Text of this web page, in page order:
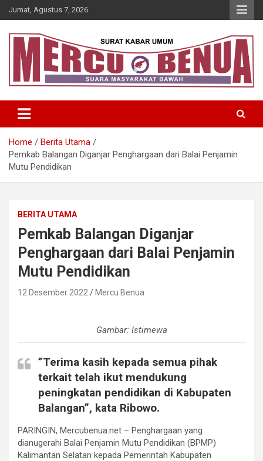
Skip
to
Jumat, Agustus 7, 2026
Mercu Benua
Home
Berita Utama
Pemkab Balangan Diganjar Penghargaan dari Balai Penjamin
Mutu Pendidikan
BERITA UTAMA
Pemkab Balangan Diganjar
Penghargaan dari Balai Penjamin
Mutu Pendidikan
12 Desember 2022 Mercu Benua
Gambar: Istimewa
”Terima kasih kepada semua pihak
terkait telah ikut mendukung
peningkatan pendidikan di Kabupaten
Balangan”, kata Ribowo.
PARINGIN, Mercubenua.net – Penghargaan yang
dianugerahi Balai Penjamin Mutu Pendidikan (BPMP)
Kalimantan Selatan kepada Pemerintah Kabupaten